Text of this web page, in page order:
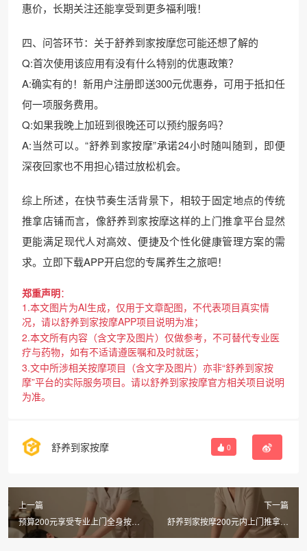
惠价，长期关注还能享受到更多福利哦！
四、问答环节：关于舒养到家按摩您可能还想了解的
Q:首次使用该应用有没有什么特别的优惠政策？
A:确实有的！新用户注册即送300元优惠券，可用于抵扣任
何一项服务费用。
Q:如果我晚上加班到很晚还可以预约服务吗？
A:当然可以。“舒养到家按摩”承诺24小时随叫随到，即便
深夜回家也不用担心错过放松机会。
综上所述，在快节奏生活背景下，相较于固定地点的传统
推拿店铺而言，像舒养到家按摩这样的上门推拿平台显然
更能满足现代人对高效、便捷及个性化健康管理方案的需
求。立即下载APP开启您的专属养生之旅吧！
郑重声明：
1.本文图片为AI生成，仅用于文章配图，不代表项目真实情
况，请以舒养到家按摩APP项目说明为准；
2.本文所有内容（含文字及图片）仅做参考，不可替代专业医
疗与药物，如有不适请遵医嘱和及时就医；
3.文中所涉相关按摩项目（含文字及图片）亦非“舒养到家按
摩”平台的实际服务项目。请以舒养到家按摩官方相关项目说明
为准。
舒养到家按摩 0
上一篇
预算200元享受专业上门全身按
摩？舒养到家让你轻松养生
下一篇
舒养到家按摩200元内上门推拿可
靠吗揭秘同城上门SPA体验